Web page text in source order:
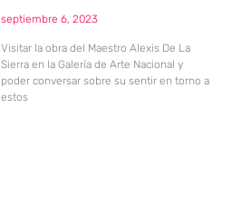
septiembre 6, 2023
Visitar la obra del Maestro Alexis De La
Sierra en la Galería de Arte Nacional y
poder conversar sobre su sentir en torno a
estos